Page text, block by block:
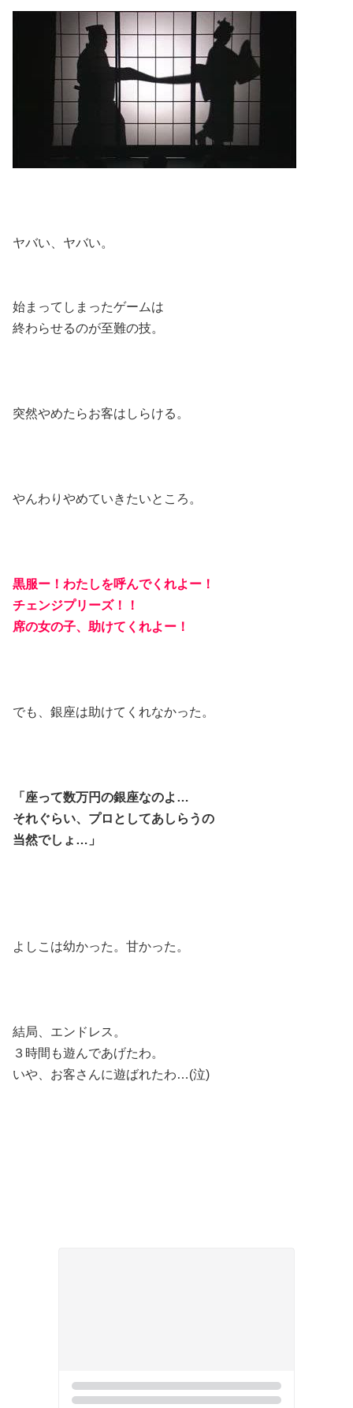
ヤバい、ヤバい。
始まってしまったゲームは
終わらせるのが至難の技。
突然やめたらお客はしらける。
やんわりやめていきたいところ。
黒服ー！わたしを呼んでくれよー！
チェンジプリーズ！！
席の女の子、助けてくれよー！
でも、銀座は助けてくれなかった。
「座って数万円の銀座なのよ…
それぐらい、プロとしてあしらうの
当然でしょ…」
よしこは幼かった。甘かった。
結局、エンドレス。
３時間も遊んであげたわ。
いや、お客さんに遊ばれたわ…(泣)